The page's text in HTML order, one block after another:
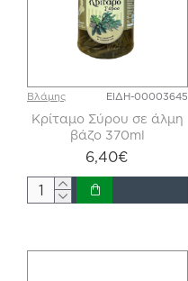
Βλάμης ΕΙΔΗ-00003645
Κρίταμο Σύρου σε άλμη
βάζο 370ml
6,40€